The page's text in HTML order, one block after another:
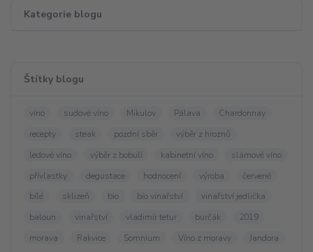
Kategorie blogu
Štítky blogu
víno sudové víno Mikulov Pálava
Chardonnay
recepty
steak pozdní sběr
výběr z hroznů
ledové víno
výběr z bobulí kabinetní víno
slámové víno
přívlastky
degustace hodnocení výroba
červené
bílé
sklizeň bio bio vinařství
vinařství jedlička
baloun
vinařství vladimír tetur burčák
2019
morava
Rakvice Somnium Víno z moravy
Jandora